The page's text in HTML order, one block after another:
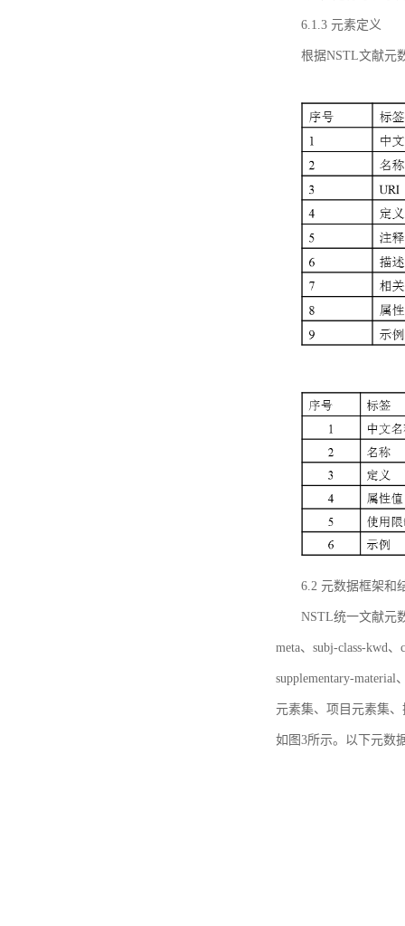
6.1.3 元素定义
根据NSTL文献元
6.2 元数据框架和
NSTL统一文献元
meta、subj-class-kwd
supplementary-
元素集、项目元素集
如图3所示。以下元数